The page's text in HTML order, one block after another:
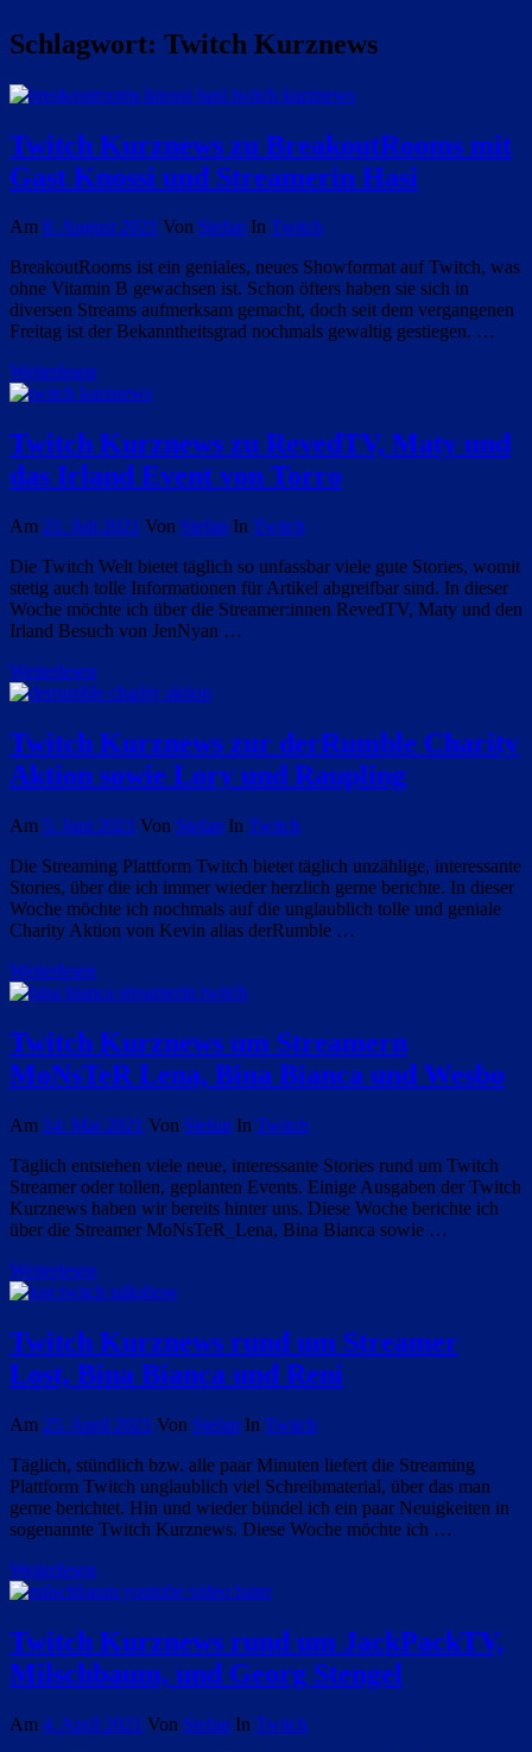
Schlagwort: Twitch Kurznews
Twitch Kurznews zu BreakoutRooms mit
Gast Knossi und Streamerin Hasi
Am 8. August 2021 Von Stefan In Twitch
BreakoutRooms ist ein geniales, neues Showformat auf Twitch, was
ohne Vitamin B gewachsen ist. Schon öfters haben sie sich in
diversen Streams aufmerksam gemacht, doch seit dem vergangenen
Freitag ist der Bekanntheitsgrad nochmals gewaltig gestiegen. …
Weiterlesen
Twitch Kurznews zu RevedTV, Maty und
das Irland Event von Torro
Am 21. Juli 2021 Von Stefan In Twitch
Die Twitch Welt bietet täglich so unfassbar viele gute Stories, womit
stetig auch tolle Informationen für Artikel abgreifbar sind. In dieser
Woche möchte ich über die Streamer:innen RevedTV, Maty und den
Irland Besuch von JenNyan …
Weiterlesen
Twitch Kurznews zur derRumble Charity
Aktion sowie Lory und Raupling
Am 5. Juni 2021 Von Stefan In Twitch
Die Streaming Plattform Twitch bietet täglich unzählige, interessante
Stories, über die ich immer wieder herzlich gerne berichte. In dieser
Woche möchte ich nochmals auf die unglaublich tolle und geniale
Charity Aktion von Kevin alias derRumble …
Weiterlesen
Twitch Kurznews um Streamern
MoNsTeR Lena, Bina Bianca und Wesbo
Am 14. Mai 2021 Von Stefan In Twitch
Täglich entstehen viele neue, interessante Stories rund um Twitch
Streamer oder tollen, geplanten Events. Einige Ausgaben der Twitch
Kurznews haben wir bereits hinter uns. Diese Woche berichte ich
über die Streamer MoNsTeR_Lena, Bina Bianca sowie …
Weiterlesen
Twitch Kurznews rund um Streamer
Lost, Bina Bianca und Reni
Am 25. April 2021 Von Stefan In Twitch
Täglich, stündlich bzw. alle paar Minuten liefert die Streaming
Plattform Twitch unglaublich viel Schreibmaterial, über das man
gerne berichtet. Hin und wieder bündel ich ein paar Neuigkeiten in
sogenannte Twitch Kurznews. Diese Woche möchte ich …
Weiterlesen
Twitch Kurznews rund um JackPackTV,
Milschbaum, und Georg Stengel
Am 4. April 2021 Von Stefan In Twitch